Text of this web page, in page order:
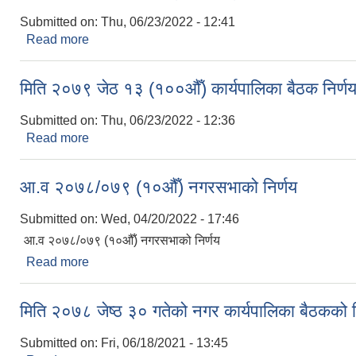
Submitted on: Thu, 06/23/2022 - 12:41
Read more
मिति २०७९ जेठ १३ (१००औँ) कार्यपालिका बैठक निर्णय
Submitted on: Thu, 06/23/2022 - 12:36
Read more
आ.व २०७८/०७९ (१०औँ) नगरसभाको निर्णय
Submitted on: Wed, 04/20/2022 - 17:46
आ.व २०७८/०७९ (१०औँ) नगरसभाको निर्णय
Read more
मिति २०७८ जेष्ठ ३० गतेको नगर कार्यपालिका बैठकको
Submitted on: Fri, 06/18/2021 - 13:45